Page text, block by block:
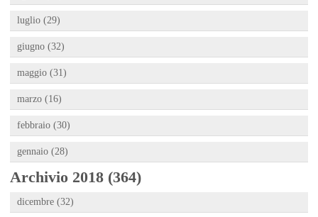
luglio (29)
giugno (32)
maggio (31)
marzo (16)
febbraio (30)
gennaio (28)
Archivio 2018 (364)
dicembre (32)